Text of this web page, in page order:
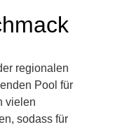
regionalen
Pool für
vielen
sodass für